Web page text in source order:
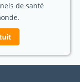
de santé